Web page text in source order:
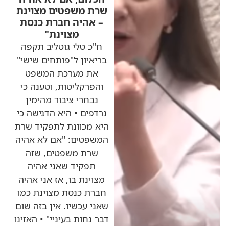
שרת משפטים מצוינת
– אהיה חברת כנסת
מצוינת"
ח"כ טלי גוטליב תקפה
בריאיון ל"פותחים שישי"
את מערכת המשפט
והפרקליטות, וטענה כי
נבחרי ציבור מהימין
נרדפים • היא הדגישה כי
היא מכוונת לתפקיד שרת
המשפטים: "אם לא אהיה
שרת משפטים, שזה
תפקיד שאני אהיה
מצוינת בו, אז אני אהיה
חברת כנסת מצוינת כמו
שאני עכשיו. אין בזה שום
דבר נחות בעיניי" • האזינו